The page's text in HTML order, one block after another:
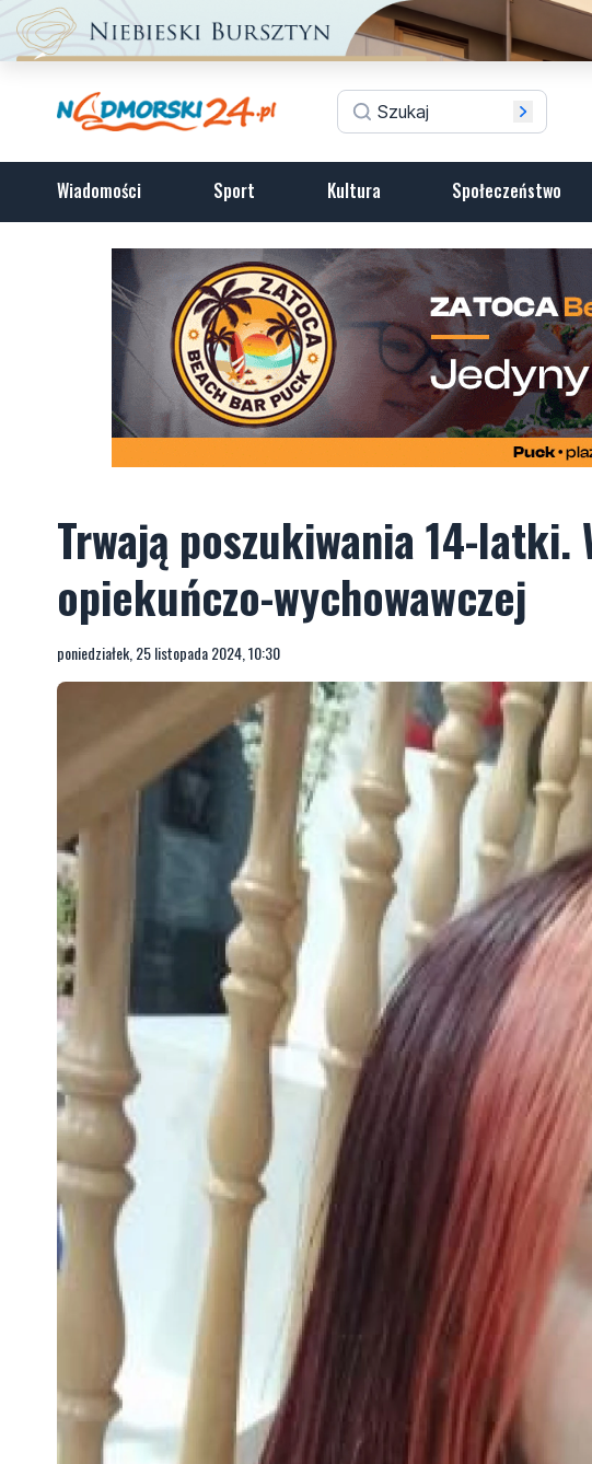
Wiadomości Sport Kultura Społeczeństwo
Trwają poszukiwania 14-latki.
opiekuńczo-wychowawczej
poniedziałek, 25 listopada 2024, 10:30